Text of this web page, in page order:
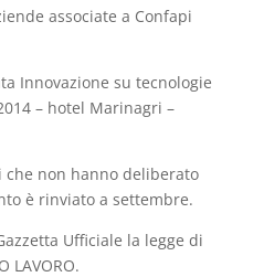
associate a Confapi
su tecnologie
– hotel Marinagri –
non hanno deliberato
è rinviato a settembre.
Ufficiale la legge di
LAVORO.